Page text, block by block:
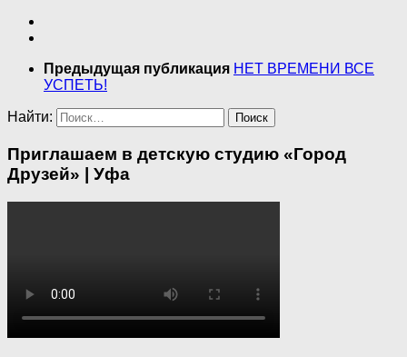
Предыдущая публикация НЕТ ВРЕМЕНИ ВСЕ
УСПЕТЬ!
Найти:
Приглашаем в детскую студию «Город
Друзей» | Уфа